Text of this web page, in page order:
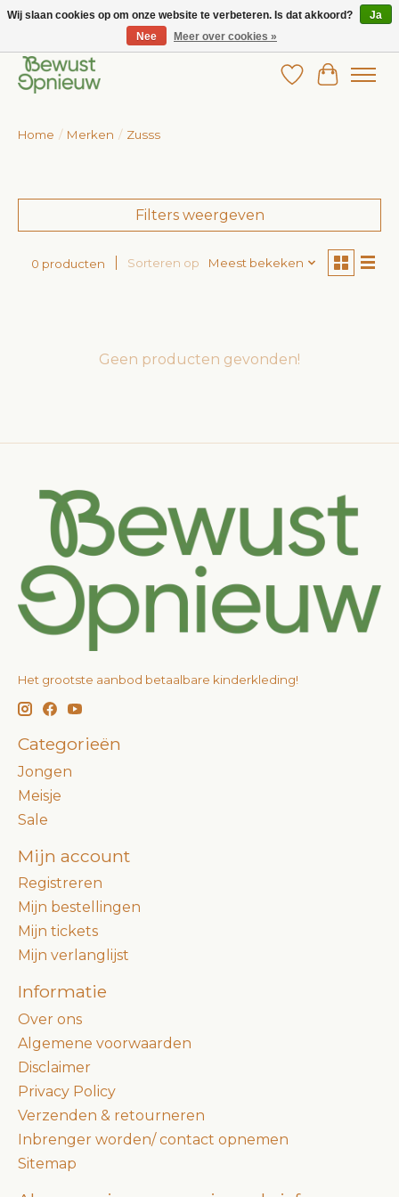
Wij bieden het grootste aanbod in betaalbare kinderkleding!
Verlanglijst
Home / Merken / Zusss
Filters weergeven
0 producten Sorteren op Meest bekeken
Geen producten gevonden!
Het grootste aanbod betaalbare kinderkleding!
Categorieën
Jongen
Meisje
Sale
Mijn account
Registreren
Mijn bestellingen
Mijn tickets
Mijn verlanglijst
Informatie
Over ons
Algemene voorwaarden
Disclaimer
Privacy Policy
Verzenden & retourneren
Inbrenger worden/ contact opnemen
Sitemap
Wij slaan cookies op om onze website te verbeteren. Is dat akkoord?
Ja
Nee
Meer over cookies »